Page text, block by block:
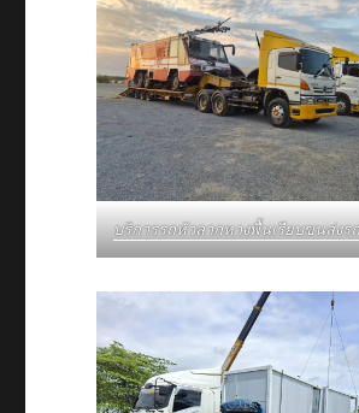
บริการรถหัวลากหางพื้นเรียบขนส่งร